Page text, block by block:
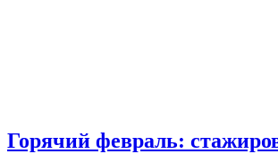
Горячий февраль: